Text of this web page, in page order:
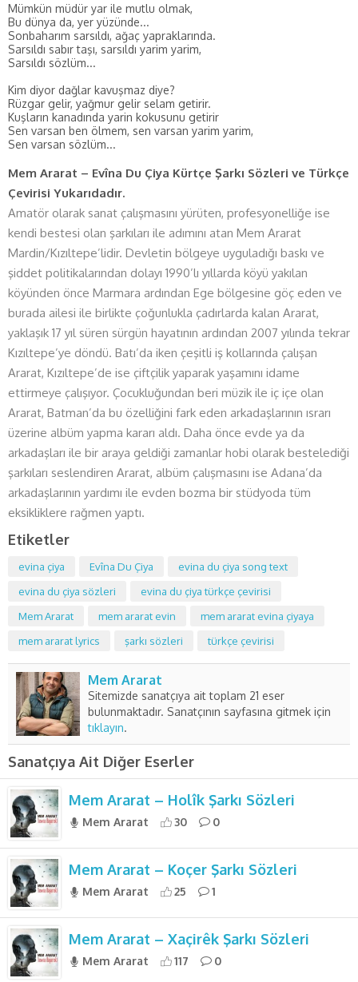
Mümkün müdür yar ile mutlu olmak,
Bu dünya da, yer yüzünde...
Sonbaharım sarsıldı, ağaç yapraklarında.
Sarsıldı sabır taşı, sarsıldı yarim yarim,
Sarsıldı sözlüm...
Kim diyor dağlar kavuşmaz diye?
Rüzgar gelir, yağmur gelir selam getirir.
Kuşların kanadında yarin kokusunu getirir
Sen varsan ben ölmem, sen varsan yarim yarim,
Sen varsan sözlüm...
Mem Ararat – Evîna Du Çiya Kürtçe Şarkı Sözleri ve Türkçe
Çevirisi Yukarıdadır.
Amatör olarak sanat çalışmasını yürüten, profesyonelliğe ise
kendi bestesi olan şarkıları ile adımını atan Mem Ararat
Mardin/Kızıltepe’lidir. Devletin bölgeye uyguladığı baskı ve
şiddet politikalarından dolayı 1990’lı yıllarda köyü yakılan
köyünden önce Marmara ardından Ege bölgesine göç eden ve
burada ailesi ile birlikte çoğunlukla çadırlarda kalan Ararat,
yaklaşık 17 yıl süren sürgün hayatının ardından 2007 yılında tekrar
Kızıltepe’ye döndü. Batı’da iken çeşitli iş kollarında çalışan
Ararat, Kızıltepe’de ise çiftçilik yaparak yaşamını idame
ettirmeye çalışıyor. Çocukluğundan beri müzik ile iç içe olan
Ararat, Batman’da bu özelliğini fark eden arkadaşlarının ısrarı
üzerine albüm yapma kararı aldı. Daha önce evde ya da
arkadaşları ile bir araya geldiği zamanlar hobi olarak bestelediği
şarkıları seslendiren Ararat, albüm çalışmasını ise Adana’da
arkadaşlarının yardımı ile evden bozma bir stüdyoda tüm
eksikliklere rağmen yaptı.
Etiketler
evina çiya Evîna Du Çiya
evina du çiya song text
evina du çiya sözleri
evina du çiya türkçe çevirisi
Mem Ararat
mem ararat evin
mem ararat evina çiyaya
mem ararat lyrics
şarkı sözleri türkçe çevirisi
Mem Ararat
Sitemizde sanatçıya ait toplam 21 eser
bulunmaktadır. Sanatçının sayfasına gitmek için
tıklayın.
Sanatçıya Ait Diğer Eserler
Mem Ararat – Holîk Şarkı Sözleri
Mem Ararat 30 0
Mem Ararat – Koçer Şarkı Sözleri
Mem Ararat 25 1
Mem Ararat – Xaçirêk Şarkı Sözleri
Mem Ararat 117 0